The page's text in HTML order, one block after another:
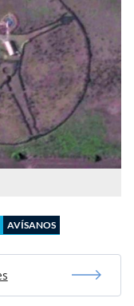
AVÍSANOS